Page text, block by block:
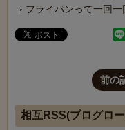
フライパンって一回
前の
相互RSS(ブログロ